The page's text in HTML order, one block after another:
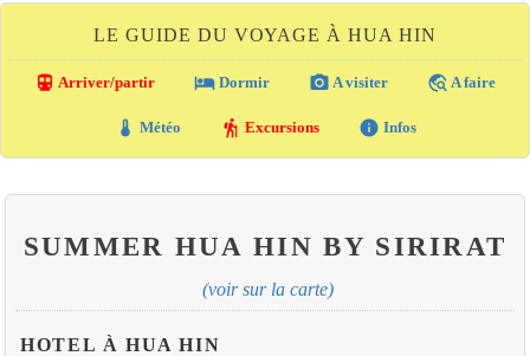
LE GUIDE DU VOYAGE À HUA HIN
directions_transit Arriver/partir local_hotel Dormir photo_camera A visiter travel_explore A faire
thermostat Météo hiking Excursions info Infos
SUMMER HUA HIN BY SIRIRAT
(voir sur la carte)
HOTEL À HUA HIN